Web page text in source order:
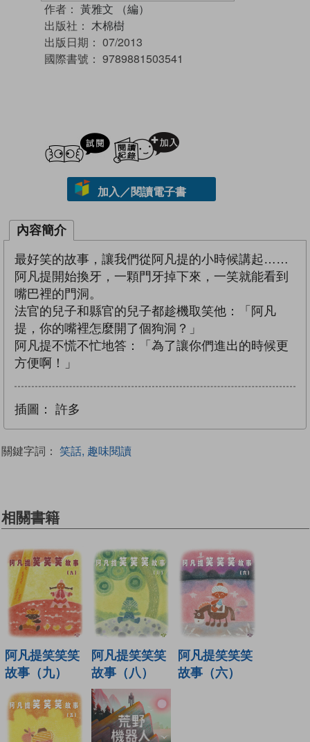
作者： 黃雅文 （編）
出版社： 木棉樹
出版日期： 07/2013
國際書號： 9789881503541
試閲
加入／閱讀電子書
內容簡介
最好笑的故事，讓我們從阿凡提的小時候講起……
阿凡提開始換牙，一顆門牙掉下來，一笑就能看到
嘴巴裡的門洞。
法官的兒子和縣官的兒子都趁機取笑他：「阿凡
提，你的嘴裡怎麼開了個狗洞？」
阿凡提不慌不忙地答：「為了讓你們進出的時候更
方便啊！」
插圖： 許多
關鍵字詞： 笑話, 趣味閱讀
相關書籍
阿凡提笑笑笑
故事（九）
阿凡提笑笑笑
故事（八）
阿凡提笑笑笑
故事（六）